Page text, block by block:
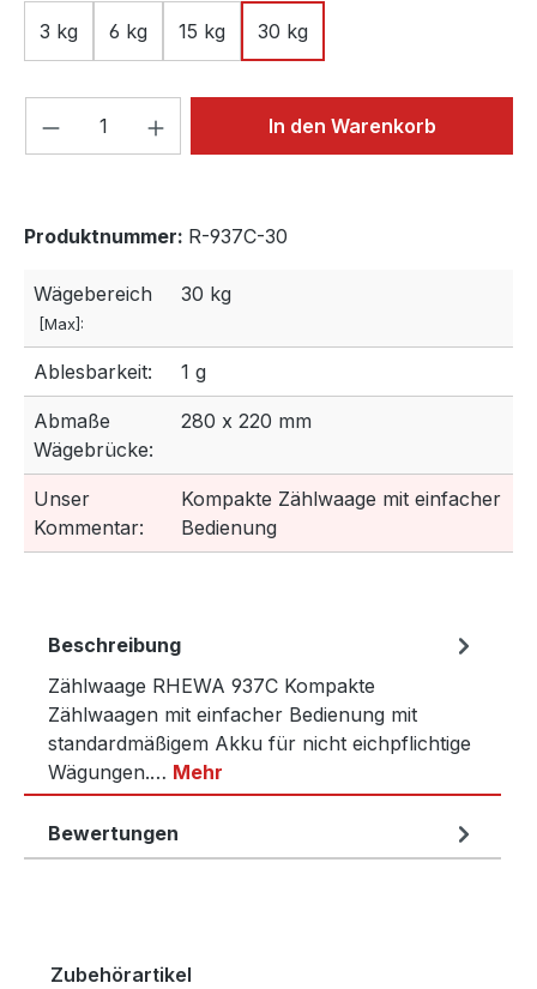
3 kg 6 kg 15 kg 30 kg
Produkt Anzahl: Gib denIn den Warenkorb
Produktnummer: R-937C-30
Wägebereich
[Max]:
30 kg
Ablesbarkeit: 1 g
Abmaße
Wägebrücke:
280 x 220 mm
Unser
Kommentar:
Kompakte Zählwaage mit einfacher
Bedienung
Beschreibung
Zählwaage RHEWA 937C Kompakte
Zählwaagen mit einfacher Bedienung mit
standardmäßigem Akku für nicht eichpflichtige
Wägungen.… Mehr
Bewertungen
Produktgalerie überspringen
Zubehörartikel